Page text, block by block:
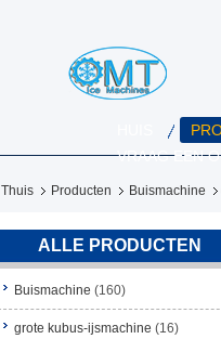
VRAAG EEN
Thuis Producten Buismachine
ALLE PRODUCTEN
Buismachine (160)
grote kubus-ijsmachine (16)